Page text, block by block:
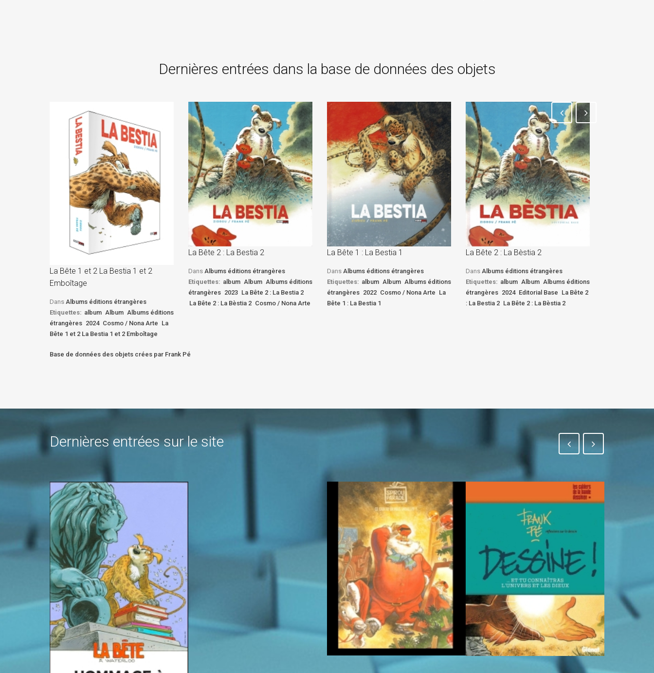
Dernières entrées dans la base de données des objets
La Bête 1 et 2 La Bestia 1 et 2
Emboîtage
Dans Albums éditions étrangères
Etiquettes: album Album Albums éditions
étrangères 2024 Cosmo / Nona Arte La
Bête 1 et 2 La Bestia 1 et 2 Emboîtage
La Bête 2 : La Bestia 2
Dans Albums éditions étrangères
Etiquettes: album Album Albums éditions
étrangères 2023 La Bête 2 : La Bestia 2
La Bête 2 : La Bèstia 2 Cosmo / Nona Arte
La Bête 1 : La Bestia 1
Dans Albums éditions étrangères
Etiquettes: album Album Albums éditions
étrangères 2022 Cosmo / Nona Arte La
Bête 1 : La Bestia 1
La Bête 2 : La Bèstia 2
Dans Albums éditions étrangères
Etiquettes: album Album Albums éditions
étrangères 2024 Editorial Base La Bête 2
: La Bestia 2 La Bête 2 : La Bèstia 2
Base de données des objets crées par Frank Pé
Dernières entrées sur le site